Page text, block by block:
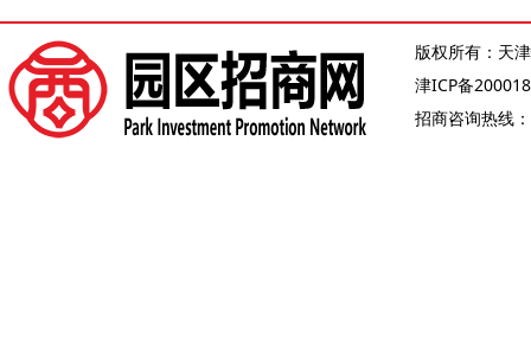
版权所有：天
津ICP备
招商咨询热线：